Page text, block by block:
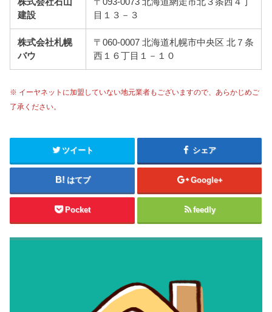
株式会社石山
建設
〒093-0073 北海道網走市北３条西４丁
目１３－３
株式会社札幌
バウ
〒060-0007 北海道札幌市中央区 北７条
西１６丁目１－１０
※ イーヤネットに加盟していない地元業者もございますので、あらかじめご
了承ください。
ツイート シェア
はてブ Google+
Pocket feedly